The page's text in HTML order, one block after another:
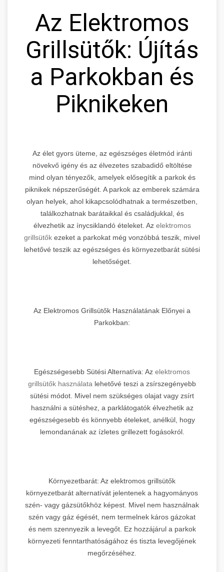
Az Elektromos
Grillsütők: Újítás
a Parkokban és
Piknikeken
Az élet gyors üteme, az egészséges életmód iránti
növekvő igény és az élvezetes szabadidő eltöltése
mind olyan tényezők, amelyek elősegítik a parkok és
piknikek népszerűségét. A parkok az emberek számára
olyan helyek, ahol kikapcsolódhatnak a természetben,
találkozhatnak barátaikkal és családjukkal, és
élvezhetik az ínycsiklandó ételeket. Az elektromos
grillsütők ezeket a parkokat még vonzóbbá teszik, mivel
lehetővé teszik az egészséges és környezetbarát sütési
lehetőséget.
Az Elektromos Grillsütők Használatának Előnyei a
Parkokban:
Egészségesebb Sütési Alternatíva: Az elektromos
grillsütők használata lehetővé teszi a zsírszegényebb
sütési módot. Mivel nem szükséges olajat vagy zsírt
használni a sütéshez, a parklátogatók élvezhetik az
egészségesebb és könnyebb ételeket, anélkül, hogy
lemondanának az ízletes grillezett fogásokról.
Környezetbarát: Az elektromos grillsütők
környezetbarát alternatívát jelentenek a hagyományos
szén- vagy gázsütőkhöz képest. Mivel nem használnak
szén vagy gáz égését, nem termelnek káros gázokat
és nem szennyezik a levegőt. Ez hozzájárul a parkok
környezeti fenntarthatóságához és tiszta levegőjének
megőrzéséhez.